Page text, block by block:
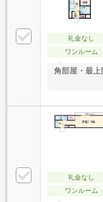
礼金なし
ワンルーム
角部屋・最上
礼金なし
ワンルーム